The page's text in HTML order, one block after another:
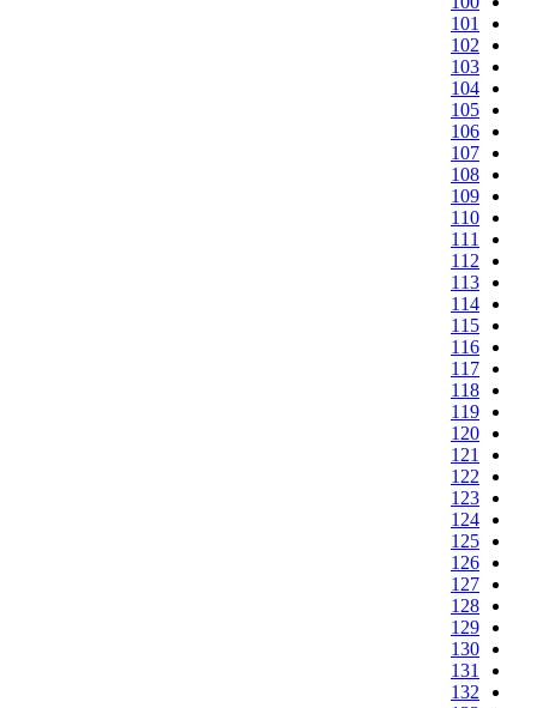
101
102
103
104
105
106
107
108
109
110
111
112
113
114
115
116
117
118
119
120
121
122
123
124
125
126
127
128
129
130
131
132